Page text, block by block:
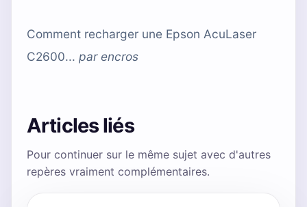
Comment recharger une Epson AcuLaser
C2600... parencros
Articles liés
Pour continuer sur le même sujet avec d'autres
repères vraiment complémentaires.